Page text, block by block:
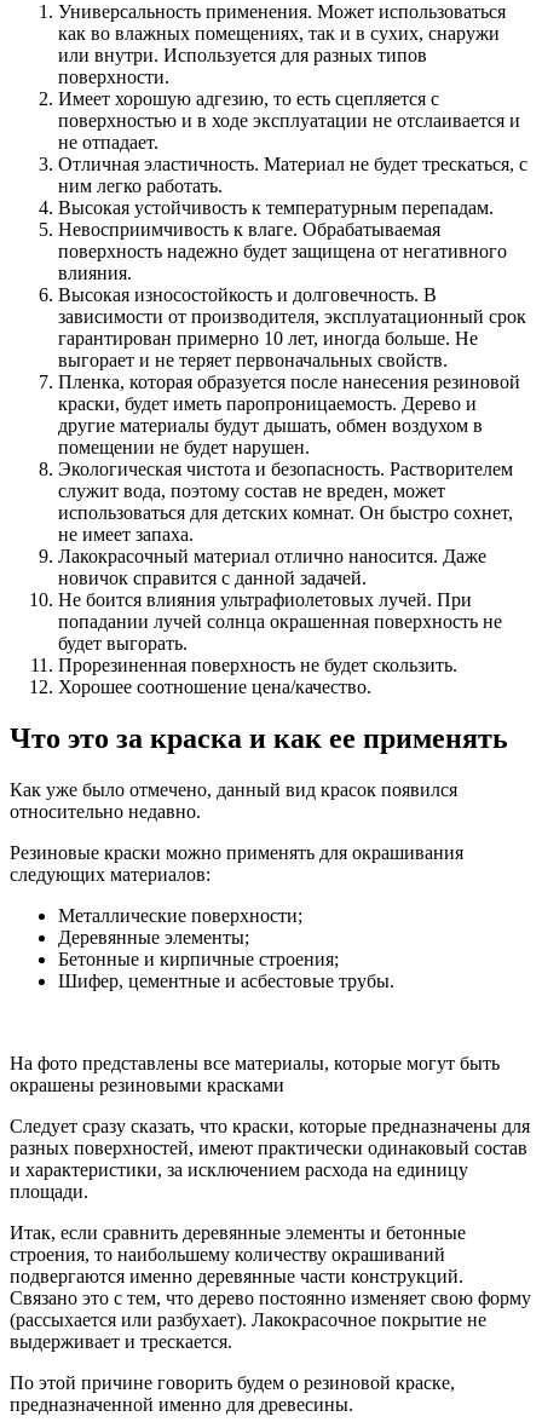
Универсальность применения. Может использоваться
как во влажных помещениях, так и в сухих, снаружи
или внутри. Используется для разных типов
поверхности.
Имеет хорошую адгезию, то есть сцепляется с
поверхностью и в ходе эксплуатации не отслаивается и
не отпадает.
Отличная эластичность. Материал не будет трескаться, с
ним легко работать.
Высокая устойчивость к температурным перепадам.
Невосприимчивость к влаге. Обрабатываемая
поверхность надежно будет защищена от негативного
влияния.
Высокая износостойкость и долговечность. В
зависимости от производителя, эксплуатационный срок
гарантирован примерно 10 лет, иногда больше. Не
выгорает и не теряет первоначальных свойств.
Пленка, которая образуется после нанесения резиновой
краски, будет иметь паропроницаемость. Дерево и
другие материалы будут дышать, обмен воздухом в
помещении не будет нарушен.
Экологическая чистота и безопасность. Растворителем
служит вода, поэтому состав не вреден, может
использоваться для детских комнат. Он быстро сохнет,
не имеет запаха.
Лакокрасочный материал отлично наносится. Даже
новичок справится с данной задачей.
Не боится влияния ультрафиолетовых лучей. При
попадании лучей солнца окрашенная поверхность не
будет выгорать.
Прорезиненная поверхность не будет скользить.
Хорошее соотношение цена/качество.
Что это за краска и как ее применять
Как уже было отмечено, данный вид красок появился
относительно недавно.
Резиновые краски можно применять для окрашивания
следующих материалов:
Металлические поверхности;
Деревянные элементы;
Бетонные и кирпичные строения;
Шифер, цементные и асбестовые трубы.
На фото представлены все материалы, которые могут быть
окрашены резиновыми красками
Следует сразу сказать, что краски, которые предназначены для
разных поверхностей, имеют практически одинаковый состав
и характеристики, за исключением расхода на единицу
площади.
Итак, если сравнить деревянные элементы и бетонные
строения, то наибольшему количеству окрашиваний
подвергаются именно деревянные части конструкций.
Связано это с тем, что дерево постоянно изменяет свою форму
(рассыхается или разбухает). Лакокрасочное покрытие не
выдерживает и трескается.
По этой причине говорить будем о резиновой краске,
предназначенной именно для древесины.